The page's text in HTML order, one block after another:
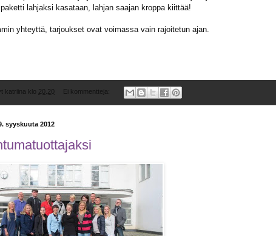
lahjaksi kasataan, lahjan saajan kroppa kiittää!
yhteyttä, tarjoukset ovat voimassa vain rajoitetun ajan.
katriina klo 20.20 Ei kommentteja:
syyskuuta 2012